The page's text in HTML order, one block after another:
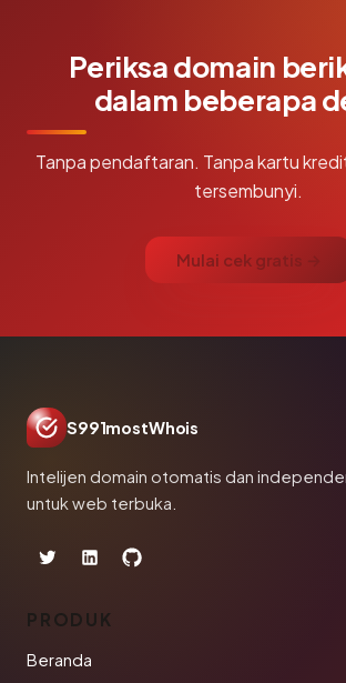
Periksa domain
dalam beberapa
Tanpa pendaftaran. Tanpa kartu
tersembunyi.
Mulai cek gratis →
S991mostWhois
Intelijen domain otomatis dan
untuk web terbuka.
PRODUK
Beranda